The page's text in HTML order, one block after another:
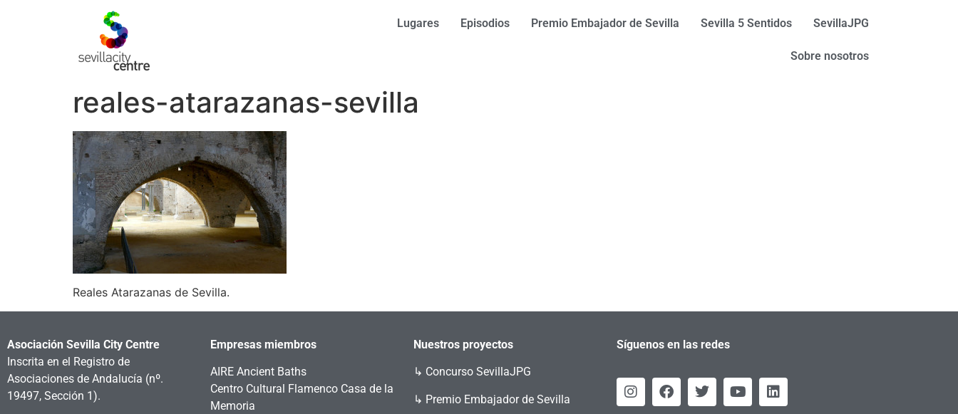
Lugares Episodios Premio Embajador de Sevilla Sevilla 5 Sentidos SevillaJPG
Sobre nosotros
reales-atarazanas-sevilla
Reales Atarazanas de Sevilla.
Asociación Sevilla City Centre
Inscrita en el Registro de
Asociaciones de Andalucía (nº.
19497, Sección 1).
Empresas miembros
AIRE Ancient Baths
Centro Cultural Flamenco Casa de la
Memoria
Nuestros proyectos
↳ Concurso SevillaJPG
↳ Premio Embajador de Sevilla
Síguenos en las redes